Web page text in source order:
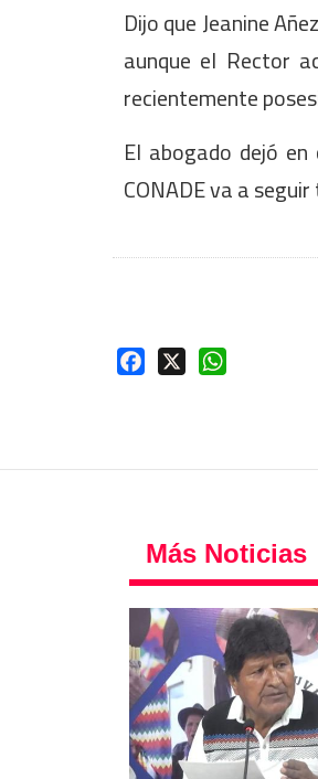
Dijo que Jeanine
aunque el Rector
recientemente
El abogado dejó
CONADE va a
Facebook
Más Noticias